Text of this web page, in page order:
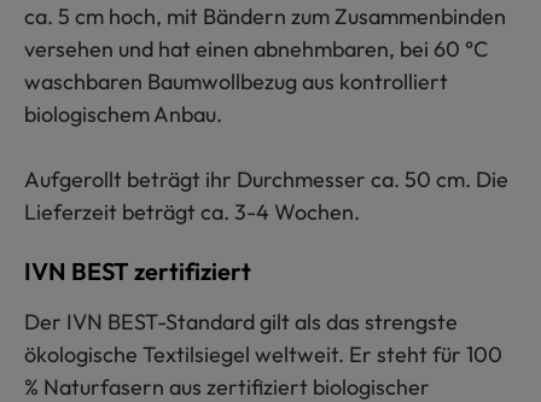
ca. 5 cm hoch, mit Bändern zum Zusammenbinden
versehen und hat einen abnehmbaren, bei 60 °C
waschbaren Baumwollbezug aus kontrolliert
biologischem Anbau.
Aufgerollt beträgt ihr Durchmesser ca. 50 cm. Die
Lieferzeit beträgt ca. 3-4 Wochen.
IVN BEST zertifiziert
Der IVN BEST-Standard gilt als das strengste
ökologische Textilsiegel weltweit. Er steht für 100
% Naturfasern aus zertifiziert biologischer